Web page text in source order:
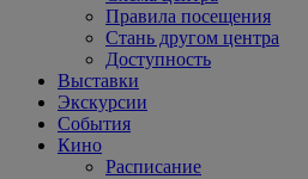
Правила посещения
Стань другом центра
Доступность
Выставки
Экскурсии
События
Кино
Расписание